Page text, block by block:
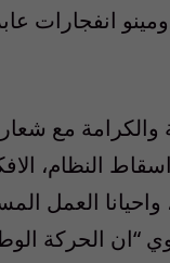
انفجارات
والكرامة مع
النظام،
واحيانا العمل
“ان الحركة